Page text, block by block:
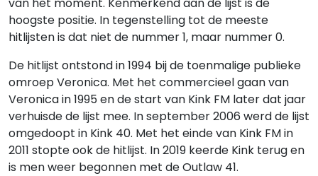
hoogste positie. In tegenstelling tot de meeste
hitlijsten is dat niet de nummer 1, maar nummer 0.
De hitlijst ontstond in 1994 bij de toenmalige publieke
omroep Veronica. Met het commercieel gaan van
Veronica in 1995 en de start van Kink FM later dat jaar
verhuisde de lijst mee. In september 2006 werd de lijst
omgedoopt in Kink 40. Met het einde van Kink FM in
2011 stopte ook de hitlijst. In 2019 keerde Kink terug en
is men weer begonnen met de Outlaw 41.